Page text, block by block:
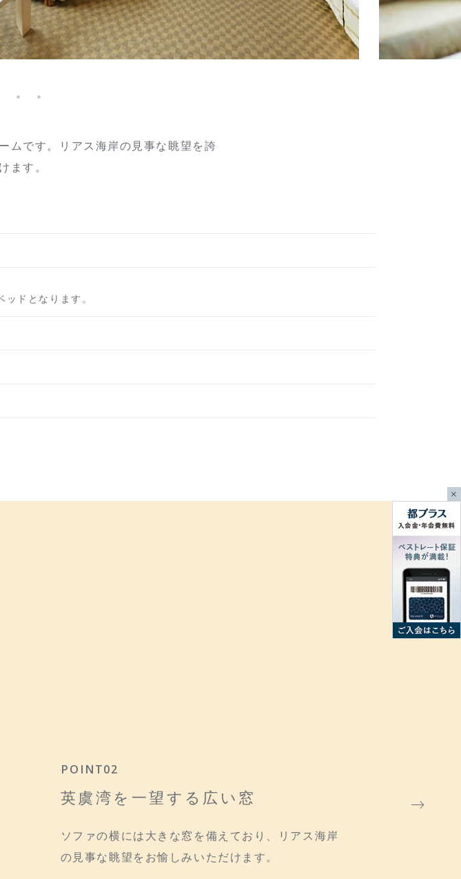
ムです。リアス海岸の見事な眺望を誇
ます。
ドとなります。
からの英虞湾(あごわん)のサン
遠くに見える大台ケ原山系の山々に夕日が沈み